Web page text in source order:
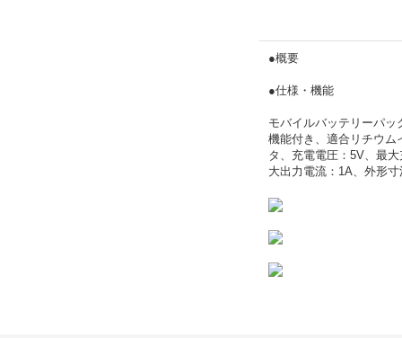
●概要
●仕様・機能
モバイルバッテリーパ
機能付き、適合リチウム
タ、充電電圧：5V、最
大出力電流：1A、外形